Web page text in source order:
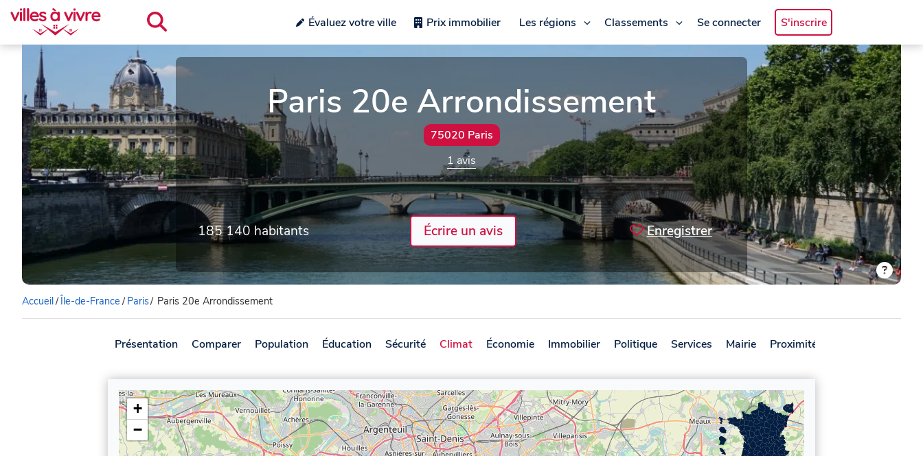
Évaluez votre ville Prix immobilier Les régions Classements Se connecter S'inscrire
Paris 20e Arrondissement
75020 Paris
1 avis
185 140 habitants Écrire un avis Enregistrer
Accueil/ Île-de-France/ Paris/ Paris 20e Arrondissement
Présentation Comparer Population Éducation Sécurité Climat Économie Immobilier Politique Services Mairie Proximité
+
−